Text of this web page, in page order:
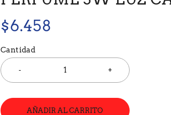
$6.458
Cantidad
AÑADIR AL CARRITO